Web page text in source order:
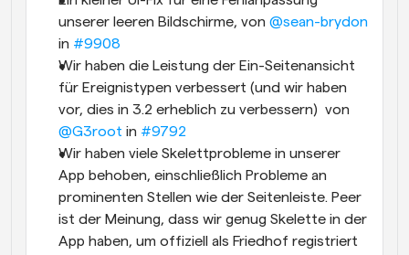
unserer leeren Bildschirme, von @sean-brydon
in #9908
Wir haben die Leistung der Ein-Seitenansicht
für Ereignistypen verbessert (und wir haben
@G3root in #9792
Wir haben viele Skelettprobleme in unserer
App behoben, einschließlich Probleme an
prominenten Stellen wie der Seitenleiste. Peer
ist der Meinung, dass wir genug Skelette in der
App haben, um offiziell als Friedhof registriert